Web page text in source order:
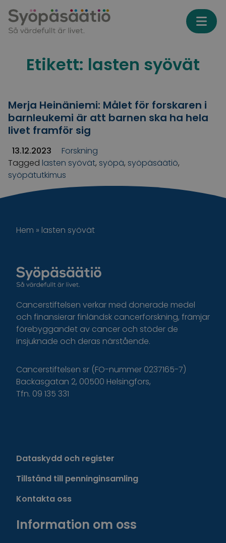
Etikett: lasten syövät
Merja Heinäniemi: Målet för forskaren i
barnleukemi är att barnen ska ha hela
livet framför sig
13.12.2023
Forskning
Tagged lasten syövät, syöpä, syöpäsäätiö,
syöpätutkimus
Hem » lasten syövät
Cancerstiftelsen verkar med donerade medel
och finansierar finländsk cancerforskning, främjar
förebyggandet av cancer och stöder de
insjuknade och deras närstående.
Cancerstiftelsen sr (FO-nummer 0237165-7)
Backasgatan 2, 00500 Helsingfors,
Tfn. 09 135 331
Dataskydd och register
Tillstånd till penninginsamling
Kontakta oss
Information om oss